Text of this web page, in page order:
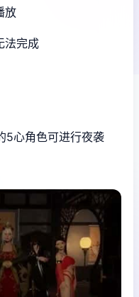
放
法完成
5心角色可进行夜袭